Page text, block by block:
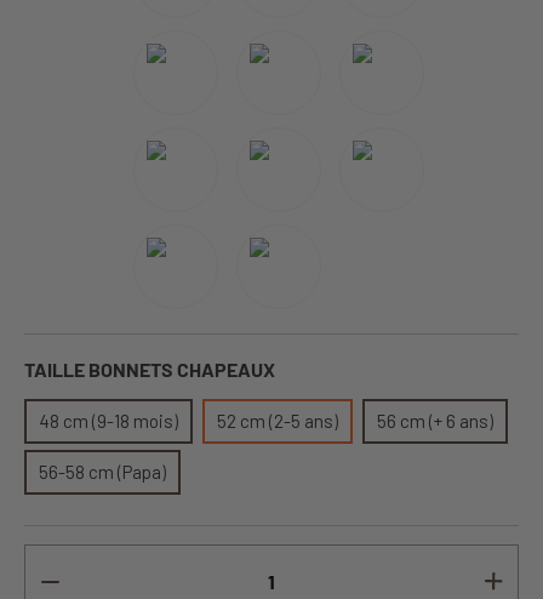
TAILLE BONNETS CHAPEAUX
48 cm (9-18 mois) 52 cm (2-5 ans) 56 cm (+ 6 ans)
56-58 cm (Papa)